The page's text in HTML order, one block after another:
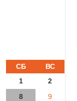
СБ
ВС
1
2
8
9